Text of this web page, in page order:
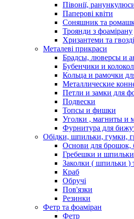
Півонії,
Паперові квіти
Соняшник та
Троянди з фоамірану
Хризантеми та
Металеві прикраси
Брадсы, люверсы и
Бубенчики и
Кольца и рамочки
Металлические
Петли и замки для
Подвески
Топсы и фишки
Уголки , магниты и
Фурнитура для
Обідки, шпильки, гумки,
Основи для брошок,
Гребешки и шпильки
Заколки ( шпильки )
Краб
Обручі
Пов'язки
Резинки
Фетр та фоаміран
Фетр